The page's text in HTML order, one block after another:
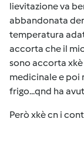
lievitazione va
abbandonata
temperatura
accorta che il
sono accorta
medicinale e poi
frigo...qnd ha
Però xkè cn i